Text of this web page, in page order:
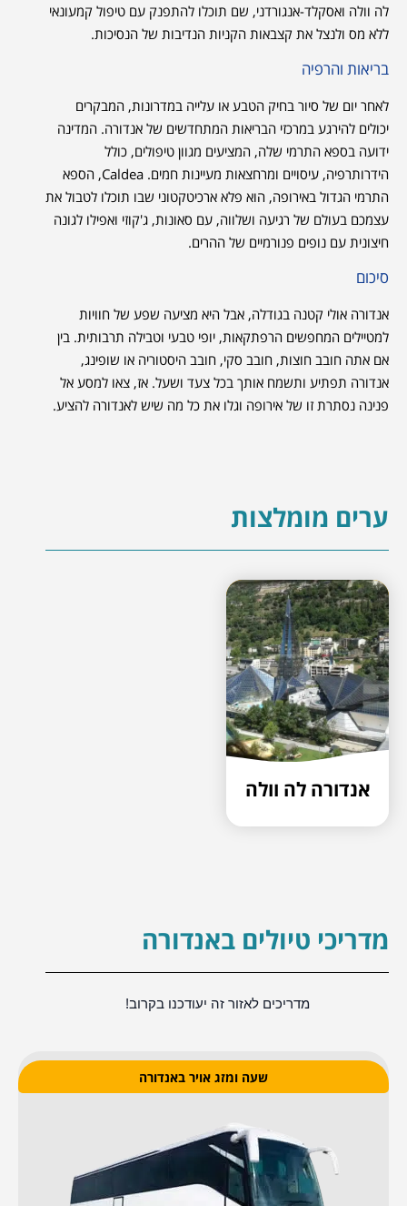
לה וולה ואסקלד-אנגורדני, שם תוכלו להתפנק עם טיפול קמעונאי
ללא מס ולנצל את קצבאות הקניות הנדיבות של הנסיכות.
בריאות והרפיה
לאחר יום של סיור בחיק הטבע או עלייה במדרונות, המבקרים
יכולים להירגע במרכזי הבריאות המתחדשים של אנדורה. המדינה
ידועה בספא התרמי שלה, המציעים מגוון טיפולים, כולל
הידרותרפיה, עיסויים ומרחצאות מעיינות חמים. Caldea, הספא
התרמי הגדול באירופה, הוא פלא ארכיטקטוני שבו תוכלו לטבול את
עצמכם בעולם של רגיעה ושלווה, עם סאונות, ג'קוזי ואפילו לגונה
חיצונית עם נופים פנורמיים של ההרים.
סיכום
אנדורה אולי קטנה בגודלה, אבל היא מציעה שפע של חוויות
למטיילים המחפשים הרפתקאות, יופי טבעי וטבילה תרבותית. בין
אם אתה חובב חוצות, חובב סקי, חובב היסטוריה או שופינג,
אנדורה תפתיע ותשמח אותך בכל צעד ושעל. אז, צאו למסע אל
פנינה נסתרת זו של אירופה וגלו את כל מה שיש לאנדורה להציע.
ערים מומלצות
אנדורה לה וולה
מדריכי טיולים באנדורה
מדריכים לאזור זה יעודכנו בקרוב!
שעה ומזג אויר באנדורה